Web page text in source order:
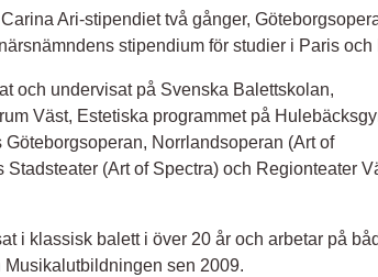
Ari-stipendiet två gånger,
stipendium för studier i Paris och
och undervisat på Svenska Balettskolan,
Väst, Estetiska programmet på
Norrlandsoperan (Art of
Stadsteater (Art of Spectra) och Regionteater
i klassisk balett i över 20 år och arbetar på
sen 2009.